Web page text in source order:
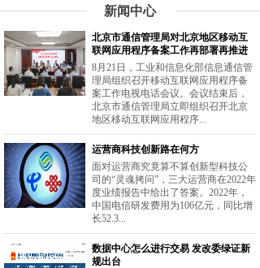
新闻中心
北京市通信管理局对北京地区移动互
联网应用程序备案工作再部署再推进
8月21日，工业和信息化部信息通信管
理局组织召开移动互联网应用程序备
案工作电视电话会议。会议结束后，
北京市通信管理局立即组织召开北京
地区移动互联网应用程序...
运营商科技创新路在何方
面对运营商究竟算不算创新型科技公
司的“灵魂拷问”，三大运营商在2022年
度业绩报告中给出了答案。2022年，
中国电信研发费用为106亿元，同比增
长52.3...
数据中心怎么进行交易 发改委绿证新
规出台